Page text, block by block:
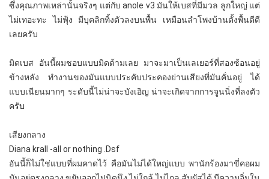
ซึ่งคุณภาพเหล่านั้นจริงๆ แต่กับ anole v3 มันให้เบสที่มีมวล ลูกใหญ่ แต่
ไม่เทอะทะ ไม่ฟุ้ง มีบุคลิกทิ้งตัวลงบนพื้น เหมือนลำโพงบ้านตั้งพื้นดีดี
เลยครับ
มิดเบส อันนี้ผมชอบแบบมิดด้ามเลย มาจะมาเป็นเลเยอร์ที่สองซ้อนอยู่
ข้างหลัง ทำงานของมันแบบประคับประคองย่านเสียงที่มันคั่นอยู่ ได้
แบบเนียนมากๆ ระดับนี้ไม่น่าจะบังเอิญ น่าจะเกิดจากการจูนนิ่งที่ลงตัว
ครับ
เสียงกลาง
Diana krall -all or nothing .Dsf
อันนี้ก็ไม่ใช่แบบที่ผมคาดไว้ คือมันไม่ได้ใหญ่แบบ พานักร้องมาขี่คอผม